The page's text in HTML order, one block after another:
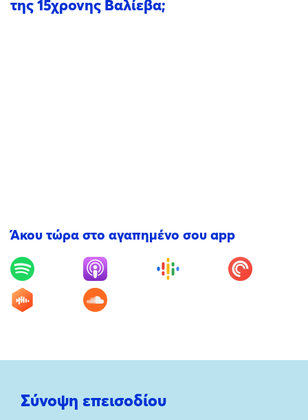
της 15χρονης Βαλίεβα;
Άκου τώρα στο αγαπημένο σου app
Σύνοψη επεισοδίου